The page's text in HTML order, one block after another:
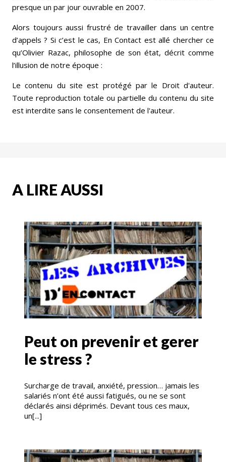
presque un par jour ouvrable en 2007.
Alors toujours aussi frustré de travailler dans un centre
d’appels ? Si c’est le cas, En Contact est allé chercher ce
qu’Olivier Razac, philosophe de son état, décrit comme
l’illusion de notre époque :
Le contenu du site est protégé par le Droit d'auteur.
Toute reproduction totale ou partielle du contenu du site
est interdite sans le consentement de l'auteur.
A LIRE AUSSI
Peut on prevenir et gerer
le stress ?
Surcharge de travail, anxiété, pression… jamais les
salariés n’ont été aussi fatigués, ou ne se sont
déclarés ainsi déprimés. Devant tous ces maux,
un[...]